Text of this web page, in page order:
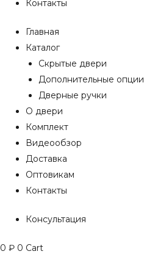
Контакты
Главная
Каталог
Скрытые двери
Дополнительные опции
Дверные ручки
О двери
Комплект
Видеообзор
Доставка
Оптовикам
Контакты
Консультация
0 ₽ 0 Cart